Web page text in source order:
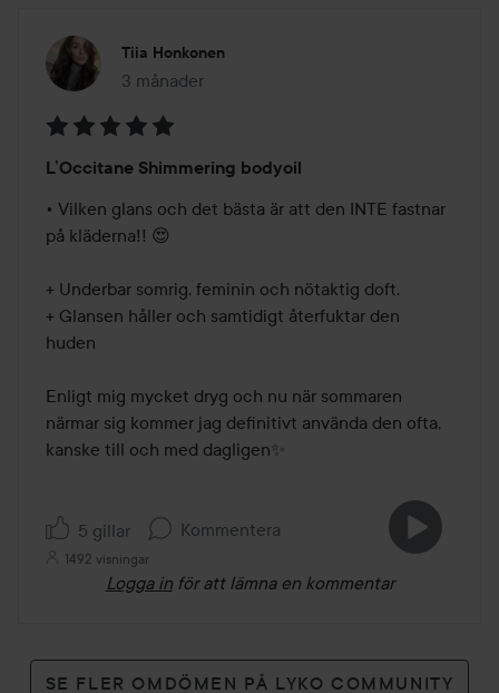
Tiia Honkonen
3 månader
Inlägget skapades 3 månader
5
av
5
L’Occitane Shimmering bodyoil
• Vilken glans och det bästa är att den INTE fastnar
på kläderna!! 😍
+ Underbar somrig, feminin och nötaktig doft.
+ Glansen håller och samtidigt återfuktar den
huden
Enligt mig mycket dryg och nu när sommaren
närmar sig kommer jag definitivt använda den ofta,
kanske till och med dagligen✨
5 gillar Kommentera
1492 visningar
Logga in för att lämna en kommentar
SE FLER OMDÖMEN PÅ LYKO COMMUNITY